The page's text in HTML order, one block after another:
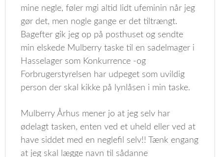
mine negle, føler mgi altid lidt ufeminin når jeg
gør det, men nogle gange er det tiltrængt.
Bagefter gik jeg op på posthuset og sendte
min elskede Mulberry taske til en sadelmager i
Hasselager som Konkurrence -og
Forbrugerstyrelsen har udpeget som uvildig
person der skal kikke på lynlåsen i min taske.
Mulberry Århus mener jo at jeg selv har
ødelagt tasken, enten ved et uheld eller ved at
have siddet med en neglefil selv!! Tænk engang
at jeg skal lægge navn til sådanne